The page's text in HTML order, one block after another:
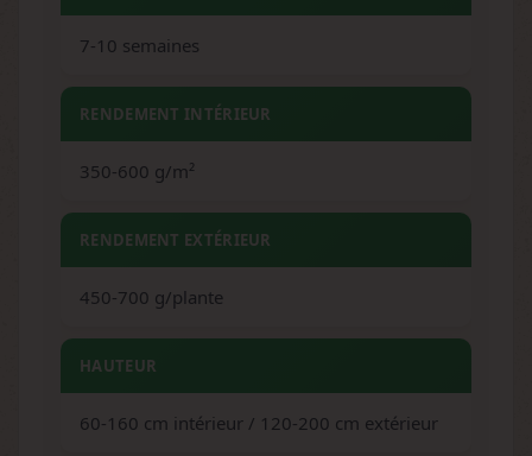
7-10 semaines
RENDEMENT INTÉRIEUR
350-600 g/m²
RENDEMENT EXTÉRIEUR
450-700 g/plante
HAUTEUR
60-160 cm intérieur / 120-200 cm extérieur